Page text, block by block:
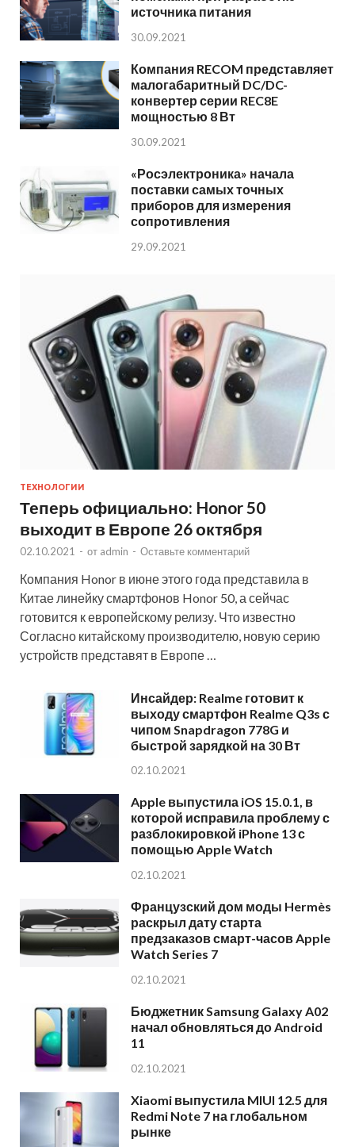
источника питания
30.09.2021
Компания RECOM представляет
малогабаритный DC/DC-
конвертер серии REC8E
мощностью 8 Вт
30.09.2021
«Росэлектроника» начала
поставки самых точных
приборов для измерения
сопротивления
29.09.2021
ТЕХНОЛОГИИ
Теперь официально: Honor 50
выходит в Европе 26 октября
02.10.2021 - от admin - Оставьте комментарий
Компания Honor в июне этого года представила в
Китае линейку смартфонов Honor 50, а сейчас
готовится к европейскому релизу. Что известно
Согласно китайскому производителю, новую серию
устройств представят в Европе …
Инсайдер: Realme готовит к
выходу смартфон Realme Q3s с
чипом Snapdragon 778G и
быстрой зарядкой на 30 Вт
02.10.2021
Apple выпустила iOS 15.0.1, в
которой исправила проблему с
разблокировкой iPhone 13 с
помощью Apple Watch
02.10.2021
Французский дом моды Hermès
раскрыл дату старта
предзаказов смарт-часов Apple
Watch Series 7
02.10.2021
Бюджетник Samsung Galaxy A02
начал обновляться до Android
11
02.10.2021
Xiaomi выпустила MIUI 12.5 для
Redmi Note 7 на глобальном
рынке